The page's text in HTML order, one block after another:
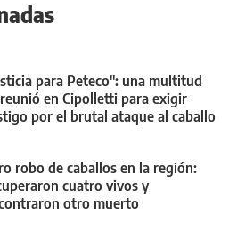
para Peteco": una multitud
en Cipolletti para exigir
por el brutal ataque al caballo
robo de caballos en la región:
cuatro vivos y
otro muerto